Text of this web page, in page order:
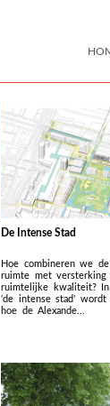
De Intense Stad
Hoe combineren we
ruimte met versterking
ruimtelijke kwaliteit?
‘de intense stad’ wordt
hoe de Alexande...